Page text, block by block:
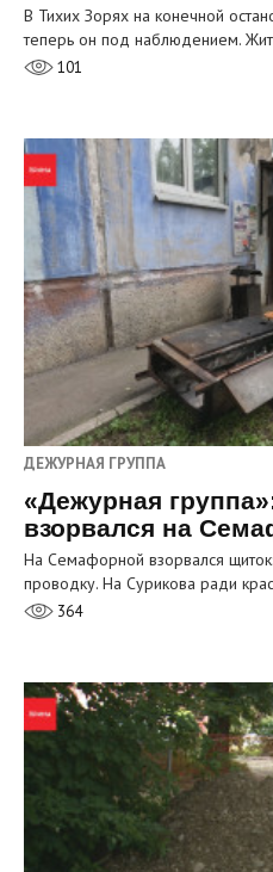
В Тихих Зорях на конечной
теперь он под наблюдением.
101
ДЕЖУРНАЯ ГРУППА
«Дежурная
взорвался на
На Семафорной взорвался
проводку. На Сурикова ради
364